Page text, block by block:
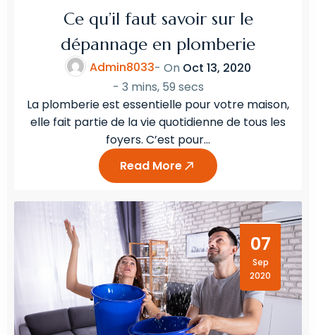
Ce qu’il faut savoir sur le
dépannage en plomberie
Admin8033- On Oct 13, 2020
- 3 mins, 59 secs
La plomberie est essentielle pour votre maison,
elle fait partie de la vie quotidienne de tous les
foyers. C’est pour…
Read More
07
Sep
2020